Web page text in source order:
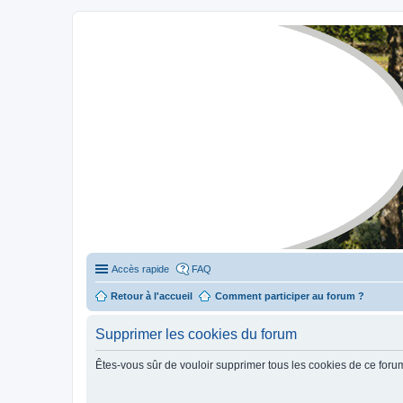
Stylevan - Vans aménagés
Accès rapide FAQ
Retour à l'accueil Comment participer au forum ?
Supprimer les cookies du forum
Êtes-vous sûr de vouloir supprimer tous les cookies de ce